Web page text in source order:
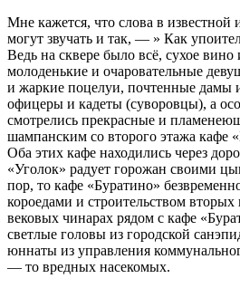
Мне кажется, что слова в известной
могут звучать и так, — » Как
Ведь на сквере было всё, сухое
молоденькие и очаровательные
и жаркие поцелуи, почтенные дамы
офицеры и кадеты (суворовцы), а
смотрелись прекрасные и
шампанским со второго этажа кафе
Оба этих кафе находились через
«Уголок» радует горожан своими
пор, то кафе «Буратино»
короедами и строительством
вековых чинарах рядом с кафе
светлые головы из городской
юннаты из управления
— то вредных насекомых.